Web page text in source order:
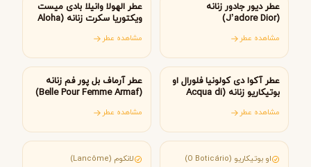
عطر دیور جادور زنانه
(J’adore Dior)
مشاهده عطر
عطر الهولا وانیلا بادی میست
ویکتوریا سکرت زنانه (Aloha
Victoria’s Secret)
مشاهده عطر
عطر آکوا دی کولونیا فلورال او
بوتیکاریو زنانه (Acqua di
مشاهده عطر
عطر آرماف بل پور فم زنانه
(Belle Pour Femme Armaf)
مشاهده عطر
او بوتیکاریو (O Boticário) لانکوم (Lancôme)